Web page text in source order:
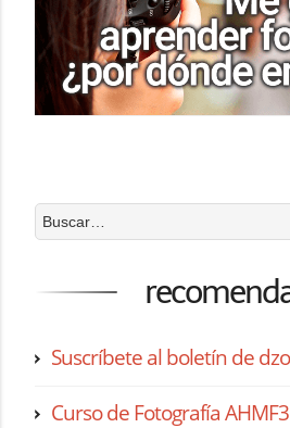
Suscríbete al boletín de
Curso de Fotografía